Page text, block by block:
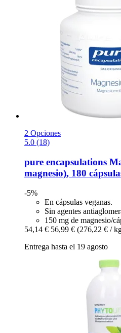
2 Opciones
5.0 (18)
pure encapsulations
magnesio), 180
-5%
En cápsulas veganas.
Sin agentes
150 mg de magnesio/
54,14 € 56,99 € (276,22 € /
Entrega hasta el 19 agosto